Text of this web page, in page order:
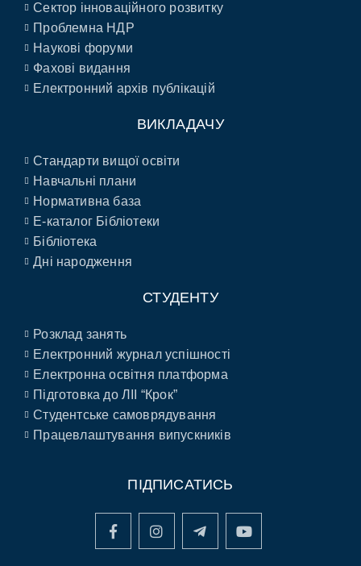
Сектор інноваційного розвитку
Проблемна НДР
Наукові форуми
Фахові видання
Електронний архів публікацій
ВИКЛАДАЧУ
Стандарти вищої освіти
Навчальні плани
Нормативна база
E-каталог Бібліотеки
Бібліотека
Дні народження
СТУДЕНТУ
Розклад занять
Електронний журнал успішності
Електронна освітня платформа
Підготовка до ЛІІ “Крок”
Студентське самоврядування
Працевлаштування випускників
ПІДПИСАТИСЬ